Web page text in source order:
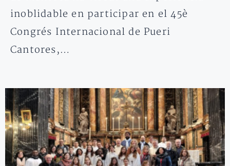
inoblidable en participar en el 45è
Congrés Internacional de Pueri
Cantores,…